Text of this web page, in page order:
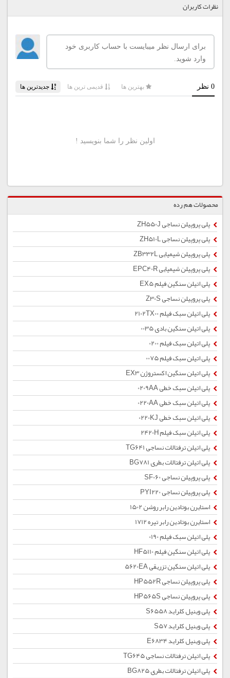
نظرات کاربران
محصولات هم رده
پلی پروپیلن نساجی ZH550J
پلی پروپیلن نساجی ZH510L
پلی پروپیلن شیمیایی ZB332L
پلی پروپیلن شیمیایی EPC40R
پلی اتیلن سنگین فیلم EX5
پلی پروپیلن نساجی Z30S
پلی اتیلن سبک فیلم 2102TX00
پلی اتیلن سنگین بادی 0035
پلی اتیلن سبک فیلم 0200
پلی اتیلن سبک فیلم 0075
پلی اتیلن سنگین اکستروژن EX3
پلی اتیلن سبک خطی 0209AA
پلی اتیلن سبک خطی 0220AA
پلی اتیلن سبک خطی 0220KJ
پلی اتیلن سبک فیلم 2420H
پلی اتیلن ترفتالات نساجی TG641
پلی اتیلن ترفتالات بطری BG781
پلی پروپیلن نساجی SF060
پلی پروپیلن نساجی PYI220
استایرن بوتادین رابر روشن 1502
استایرن بوتادین رابر تیره 1712
پلی اتیلن سبک فیلم 0190
پلی اتیلن سنگین فیلم HF5110
پلی اتیلن سنگین تزریقی 5620EA
پلی پروپیلن نساجی HP552R
پلی پروپیلن نساجی HP565S
پلی وینیل کلراید S6558
پلی وینیل کلراید S57
پلی وینیل کلراید E6834
پلی اتیلن ترفتالات نساجی TG645
پلی اتیلن ترفتالات بطری BG825